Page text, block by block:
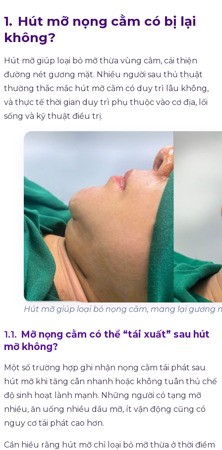
Hút mỡ nọng cằm có bị lại
không?
Hút mỡ giúp loại bỏ mỡ thừa vùng cằm, cải thiện
đường nét gương mặt. Nhiều người sau thủ thuật
thường thắc mắc hút mỡ cằm có duy trì lâu không,
và thực tế thời gian duy trì phụ thuộc vào cơ địa, lối
sống và kỹ thuật điều trị.
Hút mỡ giúp loại bỏ nọng cằm, mang lại gương
Mỡ nọng cằm có thể “tái xuất” sau hút
mỡ không?
Một số trường hợp ghi nhận nọng cằm tái phát sau
hút mỡ khi tăng cân nhanh hoặc không tuân thủ chế
độ sinh hoạt lành mạnh. Những người có tạng mỡ
nhiều, ăn uống nhiều dầu mỡ, ít vận động cũng có
nguy cơ tái phát cao hơn.
Cần hiểu rằng hút mỡ chỉ loại bỏ mỡ thừa ở thời điểm